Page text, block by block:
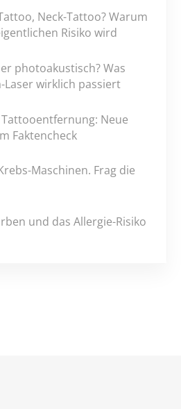
Neck-Tattoo? Warum
Risiko wird
photoakustisch? Was
Laser wirklich passiert
Neue
Faktencheck
Maschinen. Frag die
und das Allergie-Risiko